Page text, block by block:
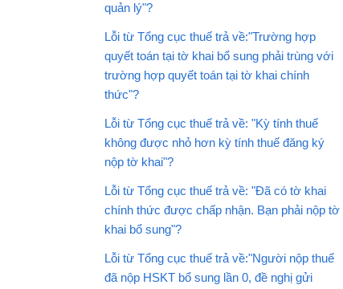
quản lý"?
Lỗi từ Tổng cục thuế trả về:"Trường hợp
quyết toán tại tờ khai bổ sung phải trùng với
trường hợp quyết toán tại tờ khai chính
thức"?
Lỗi từ Tổng cục thuế trả về: "Kỳ tính thuế
không được nhỏ hơn kỳ tính thuế đăng ký
nộp tờ khai"?
Lỗi từ Tổng cục thuế trả về: "Đã có tờ khai
chính thức được chấp nhận. Bạn phải nộp tờ
khai bổ sung"?
Lỗi từ Tổng cục thuế trả về:"Người nộp thuế
đã nộp HSKT bổ sung lần 0, đề nghị gửi